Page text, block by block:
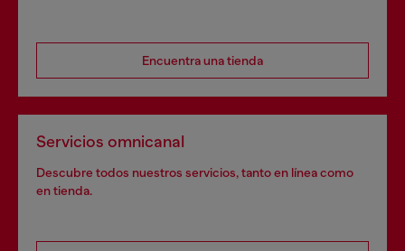
Encuentra una tienda
Servicios omnicanal
Descubre todos nuestros servicios, tanto en línea como
en tienda.